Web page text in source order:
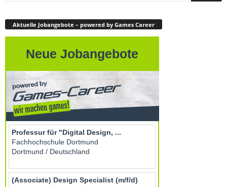
Aktuelle Jobangebote – powered by Games Career